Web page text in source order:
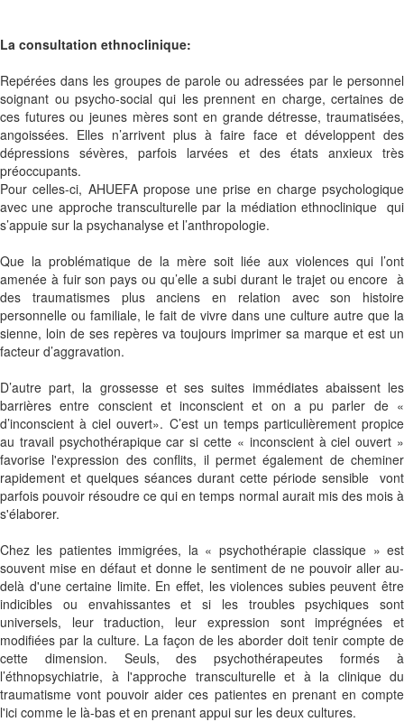
La consultation ethnoclinique:
Repérées dans les groupes de parole ou adressées par le personnel
soignant ou psycho-social qui les prennent en charge, certaines de
ces futures ou jeunes mères sont en grande détresse, traumatisées,
angoissées. Elles n’arrivent plus à faire face et développent des
dépressions sévères, parfois larvées et des états anxieux très
préoccupants.
Pour celles-ci, AHUEFA propose une prise en charge psychologique
avec une approche transculturelle par la médiation ethnoclinique qui
s’appuie sur la psychanalyse et l’anthropologie.
Que la problématique de la mère soit liée aux violences qui l’ont
amenée à fuir son pays ou qu’elle a subi durant le trajet ou encore à
des traumatismes plus anciens en relation avec son histoire
personnelle ou familiale, le fait de vivre dans une culture autre que la
sienne, loin de ses repères va toujours imprimer sa marque et est un
facteur d’aggravation.
D’autre part, la grossesse et ses suites immédiates abaissent les
barrières entre conscient et inconscient et on a pu parler de «
d’inconscient à ciel ouvert». C’est un temps particulièrement propice
au travail psychothérapique car si cette « inconscient à ciel ouvert »
favorise l'expression des conflits, il permet également de cheminer
rapidement et quelques séances durant cette période sensible vont
parfois pouvoir résoudre ce qui en temps normal aurait mis des mois à
s'élaborer.
Chez les patientes immigrées, la « psychothérapie classique » est
souvent mise en défaut et donne le sentiment de ne pouvoir aller au-
delà d'une certaine limite. En effet, les violences subies peuvent être
indicibles ou envahissantes et si les troubles psychiques sont
universels, leur traduction, leur expression sont imprégnées et
modifiées par la culture. La façon de les aborder doit tenir compte de
cette dimension. Seuls, des psychothérapeutes formés à
l’éthnopsychiatrie, à l'approche transculturelle et à la clinique du
traumatisme vont pouvoir aider ces patientes en prenant en compte
l'ici comme le là-bas et en prenant appui sur les deux cultures.